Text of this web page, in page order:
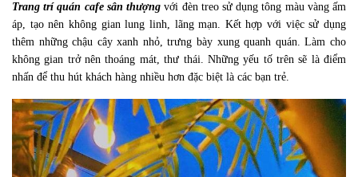
Trang trí quán cafe sân thượng với đèn treo sử dụng tông màu vàng ấm
áp, tạo nên không gian lung linh, lãng mạn. Kết hợp với việc sử dụng
thêm những chậu cây xanh nhỏ, trưng bày xung quanh quán. Làm cho
không gian trở nên thoáng mát, thư thái. Những yếu tố trên sẽ là điểm
nhấn để thu hút khách hàng nhiều hơn đặc biệt là các bạn trẻ.